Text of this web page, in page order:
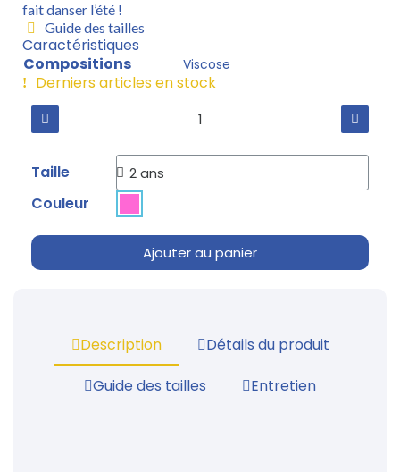
fait danser l’été !
Guide des tailles
Caractéristiques
Compositions
Viscose
Derniers articles en stock
Taille
Couleur
Ajouter au panier
Description
Détails du produit
Guide des tailles
Entretien